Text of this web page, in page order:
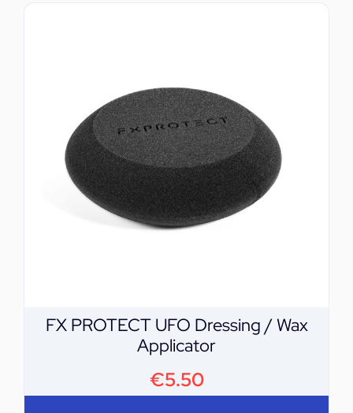
FX PROTECT UFO Dressing / Wax
Applicator
€5.50